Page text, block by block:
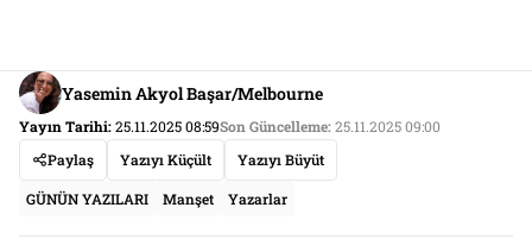
Yasemin Akyol Başar/Melbourne
Yayın Tarihi:25.11.2025 08:59Son Güncelleme:25.11.2025 09:00
Paylaş
Yazıyı Küçült Yazıyı Büyüt
GÜNÜN YAZILARI Manşet Yazarlar